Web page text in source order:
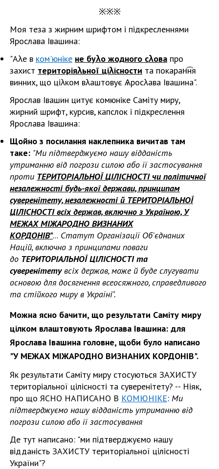
※※※
Моя теза з жирним шрифтом і підкресленнями
Ярослава Івашина:
"Аλе в ком'юніке не буλо жодного сλова про
захист територіяλьної ціλісности та покаран͡ня
винних, що ціλком вλаштовує Ѧросλава Івашина".
Ярослав Івашин цитує комюніке Саміту миру,
жирний шрифт, курсив, капслок і підкреслення
Ярослава Івашина:
Щойно з посилання наклепника вичитав там
таке: "Ми підтверджуємо нашу відданість
утриманню від погрози силою або її застосування
проти ТЕРИТОРІАЛЬНОЇ ЦІЛІСНОСТІ чи політичної
незалежності будь-якої держави, принципам
суверенітету, незалежності й ТЕРИТОРІАЛЬНОЇ
ЦІЛІСНОСТІ всіх держав, включно з Україною, У
МЕЖАХ МІЖАРОДНО ВИЗНАНИХ
КОРДОНІВ"... Статут Організації Об'єднаних
Націй, включно з принципами поваги
до ТЕРИТОРІАЛЬНОЇ ЦІЛІСНОСТІ та
суверенітетувсіх держав, може й буде слугувати
основою для досягнення всеосяжного, справедливого
та стійкого миру в Україні".
Можна ясно бачити, що результати Саміту миру
цілком влаштовують Ярослава Івашина: для
Ярослава Івашина головне, щоби було написано
"У МЕЖАХ МІЖАРОДНО ВИЗНАНИХ КОРДОНІВ".
Як результати Саміту миру стосуються ЗАХИСТУ
територіальної цілісності та суверенітету? -- Ніяк,
про що ЯСНО НАПИСАНО В КОМЮНІКЕ: Ми
підтверджуємо нашу відданість утриманню від
погрози силою або її застосування
Де тут написано: "ми підтверджуємо нашу
відданість ЗАХИСТУ територіальної цілісності
України"?